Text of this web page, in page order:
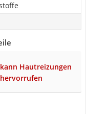
kann Hautreizungen
hervorrufen